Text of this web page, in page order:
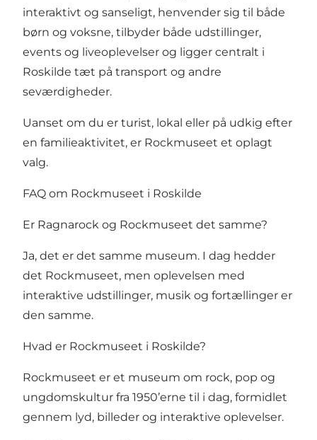
interaktivt og sanseligt, henvender sig til både
børn og voksne, tilbyder både udstillinger,
events og liveoplevelser og ligger centralt i
Roskilde tæt på transport og andre
seværdigheder.
Uanset om du er turist, lokal eller på udkig efter
en familieaktivitet, er Rockmuseet et oplagt
valg.
FAQ om Rockmuseet i Roskilde
Er Ragnarock og Rockmuseet det samme?
Ja, det er det samme museum. I dag hedder
det Rockmuseet, men oplevelsen med
interaktive udstillinger, musik og fortællinger er
den samme.
Hvad er Rockmuseet i Roskilde?
Rockmuseet er et museum om rock, pop og
ungdomskultur fra 1950’erne til i dag, formidlet
gennem lyd, billeder og interaktive oplevelser.